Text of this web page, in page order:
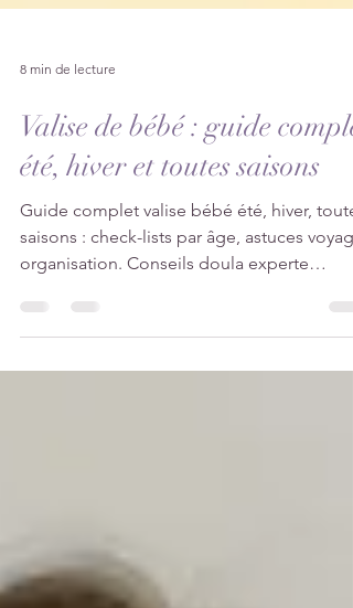
8 min de lecture
Valise de bébé : guide complet
été, hiver et toutes saisons
Guide complet valise bébé été, hiver,
saisons : check-lists par âge, astuces
organisation. Conseils doula experte